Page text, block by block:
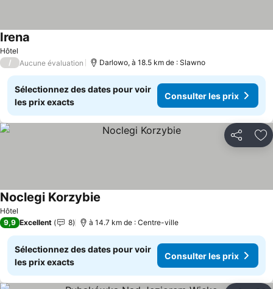
Hôtel
Irena
/ Aucune évaluation Darlowo, à 18.5 km de : Slawno
Sélectionnez des dates pour voir
les prix exacts
Consulter les prix
Partager
Hôtel
Noclegi Korzybie
9,9 Excellent 8 à 14.7 km de : Centre-ville
Sélectionnez des dates pour voir
les prix exacts
Consulter les prix